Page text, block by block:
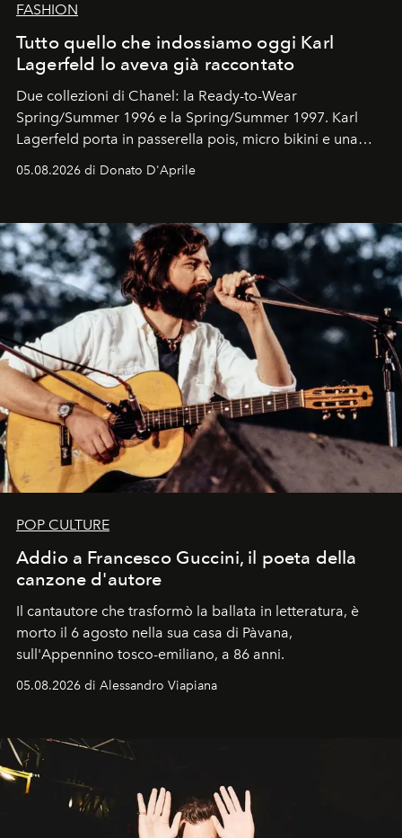
FASHION
Tutto quello che indossiamo oggi Karl
Lagerfeld lo aveva già raccontato
Due collezioni di Chanel: la Ready-to-Wear
Spring/Summer 1996 e la Spring/Summer 1997. Karl
Lagerfeld porta in passerella pois, micro bikini e una
logomania pensata per la spiaggia
Kate, Claudia e Carla una dietro l'altra. Trent'anni dopo,
uno dei documenti più contemporanei che abbiamo.
05.08.2026 di Donato D'Aprile
POP CULTURE
Addio a Francesco Guccini, il poeta della
canzone d'autore
Il cantautore che trasformò la ballata in letteratura, è
morto il 6 agosto nella sua casa di Pàvana,
sull'Appennino tosco-emiliano, a 86 anni.
05.08.2026 di Alessandro Viapiana